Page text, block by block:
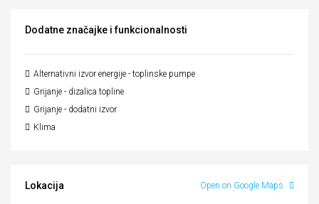
Dodatne značajke i funkcionalnosti
Alternativni izvor energije - toplinske pumpe
Grijanje - dizalica topline
Grijanje - dodatni izvor
Klima
Lokacija Open on Google Maps